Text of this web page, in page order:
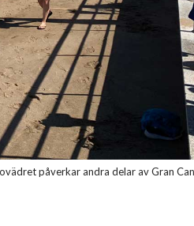
påverkar andra delar av Gran